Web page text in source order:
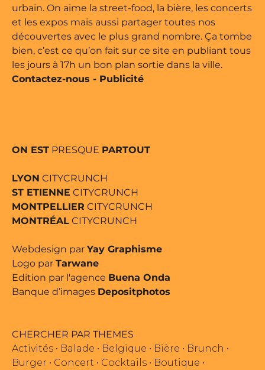
urbain. On aime la street-food, la bière, les concerts
et les expos mais aussi partager toutes nos
découvertes avec le plus grand nombre. Ça tombe
bien, c’est ce qu’on fait sur ce site en publiant tous
les jours à 17h un bon plan sortie dans la ville.
Contactez-nous - Publicité
ON EST PRESQUE PARTOUT
LYON CITYCRUNCH
ST ETIENNE CITYCRUNCH
MONTPELLIER CITYCRUNCH
MONTRÉAL CITYCRUNCH
Webdesign par Yay Graphisme
Logo par Tarwane
Edition par l'agence Buena Onda
Banque d’images Depositphotos
CHERCHER PAR THEMES
Activités • Balade • Belgique • Bière • Brunch •
Burger • Concert • Cocktails • Boutique •